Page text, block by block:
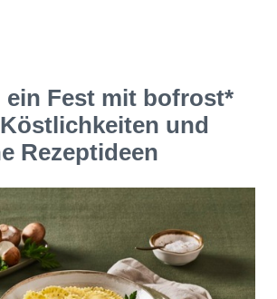
ein Fest mit bofrost*
und
Rezeptideen